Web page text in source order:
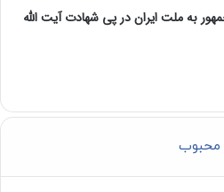
به ملت ایران در پی شهادت آیت الله
محبوب